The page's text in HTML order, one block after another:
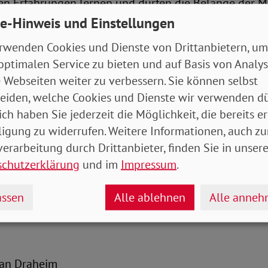
immer und immer wieder hintenanstellen. Die
Sicht des SoVD müssen beispielsweise Stellen
externer Hilfen den Betroffenen und ihren
vermitteln. Zudem ist ein Notfallpool von
oder Assistenzleistungen erbringen
der SoVD, dass die Politik Menschen mit
zum Beispiel beim Zugang zu Schutzimpfungen,
Auch der barrierefreie Zugang zu den Impfungen
„Von der Terminvergabe über die Anfahrt bis
müssen Barrieren konsequent aus dem Weg
Draheim
Hinweis und Einstellungen
Cookies und Dienste von Drittanbietern,
Service zu bieten und auf Basis von
Webseiten weiter zu verbessern. Sie können selbst
welche Cookies und Dienste wir verwenden
haben Sie jederzeit die Möglichkeit, die bereits
zu widerrufen. Weitere Informationen, auch
durch Drittanbieter, finden Sie in
und im Impressum.
Alle ablehnen Alle